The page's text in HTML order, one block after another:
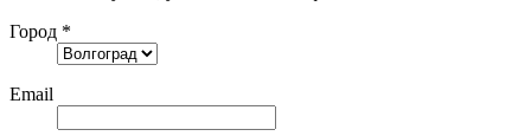
Город *
Email